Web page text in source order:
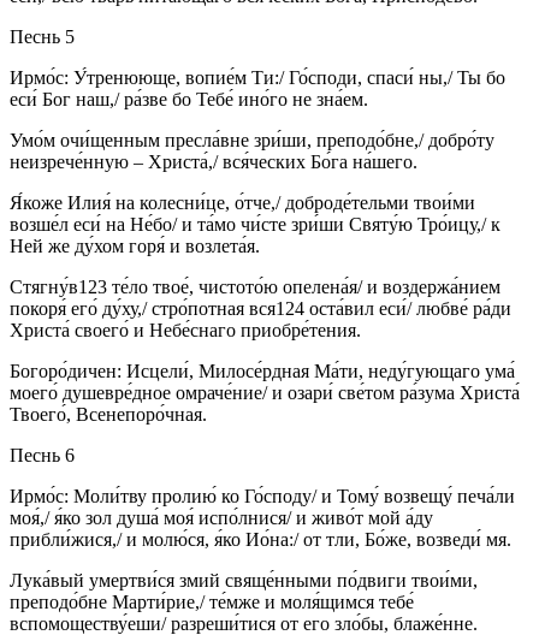
Песнь 5
Ирмо́с: У́тренююще, вопие́м Ти:/ Го́споди, спаси́ ны,/ Ты бо
еси́ Бог наш,/ ра́зве бо Тебе́ ино́го не зна́ем.
Умо́м очи́щенным пресла́вне зри́ши, преподо́бне,/ добро́ту
неизрече́нную – Христа́,/ вся́ческих Бо́га на́шего.
Я́коже Илия́ на колесни́це, о́тче,/ доброде́тельми твои́ми
возше́л еси́ на Не́бо/ и та́мо чи́сте зри́ши Святу́ю Тро́ицу,/ к
Ней же ду́хом горя́ и возлета́я.
Стягну́в123 те́ло твое́, чистото́ю опелена́я/ и воздержа́нием
покоря́ его́ ду́ху,/ стро́потная вся124 оста́вил еси́/ любве́ ра́ди
Христа́ своего́ и Небе́снаго приобре́тения.
Богоро́дичен: Исцели́, Милосе́рдная Ма́ти, неду́гующаго ума́
моего́ душевре́дное омраче́ние/ и озари́ све́том ра́зума Христа́
Твоего́, Всенепоро́чная.
Песнь 6
Ирмо́с: Моли́тву пролию́ ко Го́споду/ и Тому́ возвещу́ печа́ли
моя́,/ я́ко зол душа́ моя́ испо́лнися/ и живо́т мой а́ду
прибли́жися,/ и молю́ся, я́ко Ио́на:/ от тли, Бо́же, возведи́ мя.
Лука́вый умертви́ся змий свяще́нными по́двиги твои́ми,
преподо́бне Марти́рие,/ те́мже и моля́щимся тебе́
вспомоществу́еши/ разреши́тися от его зло́бы, блаже́нне.